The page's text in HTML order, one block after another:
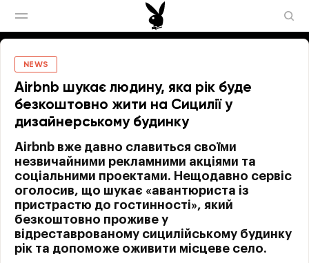
NEWS
Аirbnb шукає людину, яка рік буде
безкоштовно жити на Сицилії у
дизайнерському будинку
Airbnb вже давно славиться своїми
незвичайними рекламними акціями та
соціальними проектами. Нещодавно сервіс
оголосив, що шукає «авантюриста із
пристрастю до гостинності», який
безкоштовно проживе у
відреставрованому сицилійському будинку
рік та допоможе оживити місцеве село.